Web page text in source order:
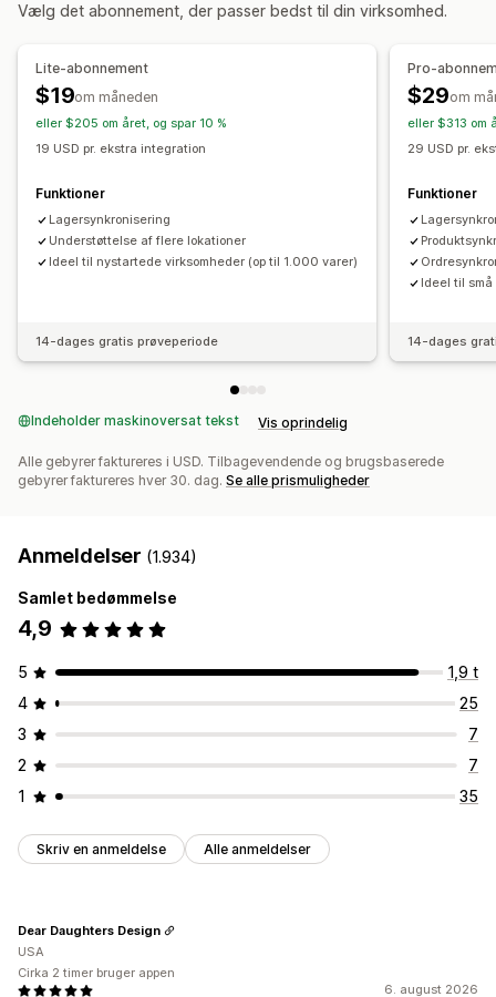
Manuel
Masse Realtid Tilpasset
Ordreopdateringer
Status i realtid
Vælg det abonnement, der passer bedst til din virksomhed.
Lite-abonnement
$19om måneden
eller $205 om året, og spar 10 %
19 USD pr. ekstra integration
Funktioner
Lagersynkronisering
Understøttelse af flere lokationer
Ideel til nystartede virksomheder (op til 1.000 varer)
14-dages gratis prøveperiode
Pro-
$29om
eller $313 om
29 USD pr.
Funktioner
Ideel til
14-dages
Indeholder maskinoversat tekst Vis oprindelig
Alle gebyrer faktureres i USD. Tilbagevendende og brugsbaserede
gebyrer faktureres hver 30. dag. Se alle prismuligheder
Anmeldelser (1.934)
Samlet bedømmelse
4,9
5
1,9 t
4
25
3
7
2
7
1
35
Skriv en anmeldelse Alle anmeldelser
6. august 2026
Dear Daughters Design
USA
Cirka 2 timer bruger appen